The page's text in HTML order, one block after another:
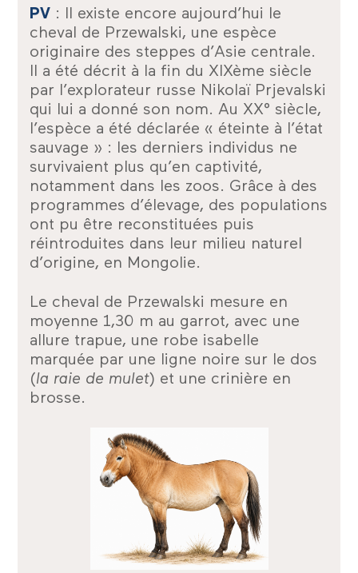
PV : Il existe encore aujourd’hui le
cheval de Przewalski, une espèce
originaire des steppes d’Asie centrale.
Il a été décrit à la fin du XIXème siècle
par l’explorateur russe Nikolaï Prjevalski
qui lui a donné son nom. Au XX° siècle,
l’espèce a été déclarée « éteinte à l’état
sauvage » : les derniers individus ne
survivaient plus qu’en captivité,
notamment dans les zoos. Grâce à des
programmes d’élevage, des populations
ont pu être reconstituées puis
réintroduites dans leur milieu naturel
d’origine, en Mongolie.
Le cheval de Przewalski mesure en
moyenne 1,30 m au garrot, avec une
allure trapue, une robe isabelle
marquée par une ligne noire sur le dos
(la raie de mulet) et une crinière en
brosse.